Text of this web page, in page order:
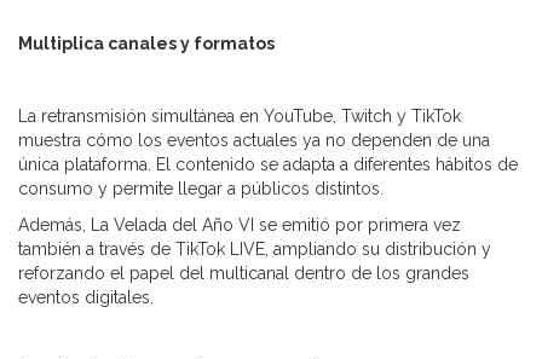
Multiplica canales y formatos
La retransmisión simultánea en YouTube, Twitch y TikTok
muestra cómo los eventos actuales ya no dependen de una
única plataforma. El contenido se adapta a diferentes hábitos de
consumo y permite llegar a públicos distintos.
Además, La Velada del Año VI se emitió por primera vez
también a través de TikTok LIVE, ampliando su distribución y
reforzando el papel del multicanal dentro de los grandes
eventos digitales.